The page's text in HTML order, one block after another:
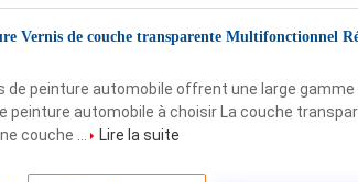
Vernis de couche transparente Multifonctionnel
de peinture automobile offrent une large
peinture automobile à choisir La couche
couche ...
Lire la suite